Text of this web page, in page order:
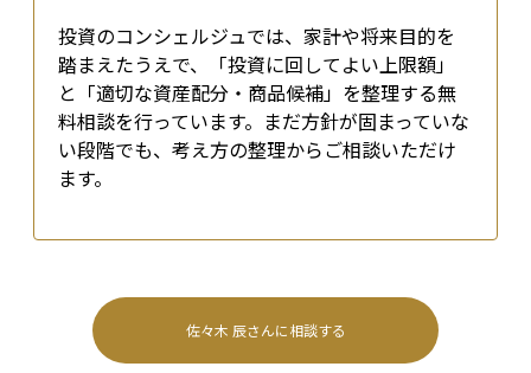
投資のコンシェルジュでは、家計や将来目的を
踏まえたうえで、「投資に回してよい上限額」
と「適切な資産配分・商品候補」を整理する無
料相談を行っています。まだ方針が固まっていな
い段階でも、考え方の整理からご相談いただけ
ます。
佐々木 辰さんに相談する